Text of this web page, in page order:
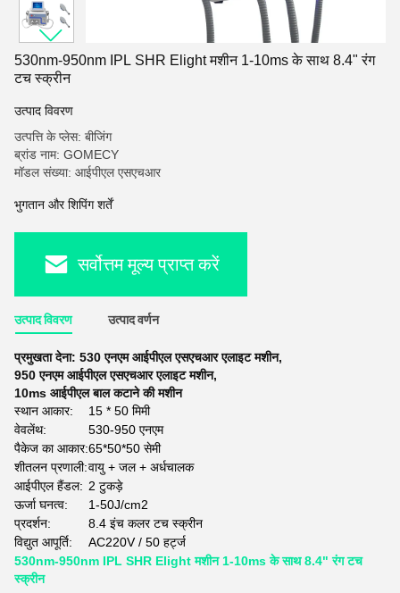
530nm-950nm IPL SHR Elight मशीन 1-10ms के साथ 8.4" रंग
टच स्क्रीन
उत्पाद विवरण
उत्पत्ति के प्लेस: बीजिंग
ब्रांड नाम: GOMECY
मॉडल संख्या: आईपीएल एसएचआर
भुगतान और शिपिंग शर्तें
सर्वोत्तम मूल्य प्राप्त करें
उत्पाद विवरण उत्पाद वर्णन
प्रमुखता देना: 530 एनएम आईपीएल एसएचआर एलाइट मशीन,
950 एनएम आईपीएल एसएचआर एलाइट मशीन,
10ms आईपीएल बाल कटाने की मशीन
स्थान आकार:
15 * 50 मिमी
वेवलेंथ:
530-950 एनएम
पैकेज का आकार:65*50*50 सेमी
शीतलन प्रणाली:वायु + जल + अर्धचालक
आईपीएल हैंडल: 2 टुकड़े
ऊर्जा घनत्व:
1-50J/cm2
प्रदर्शन:
8.4 इंच कलर टच स्क्रीन
विद्युत आपूर्ति:
AC220V / 50 हर्ट्ज
530nm-950nm IPL SHR Elight मशीन 1-10ms के साथ 8.4" रंग टच
स्क्रीन